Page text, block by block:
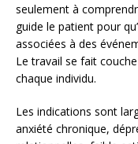
seulement à
guide le patient pour
associées à des
Le travail se fait
chaque individu.
Les indications sont
anxiété chronique,